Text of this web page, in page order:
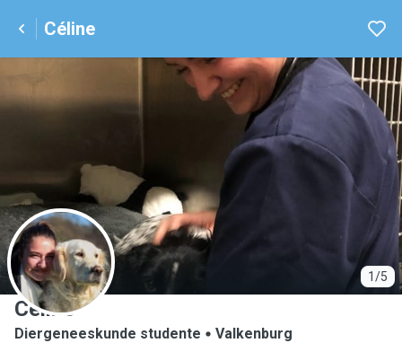
Céline
1/5
C
Céline
Diergeneeskunde studente
Valkenburg